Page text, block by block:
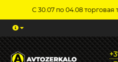
С 30.07 по 04.08 торговая